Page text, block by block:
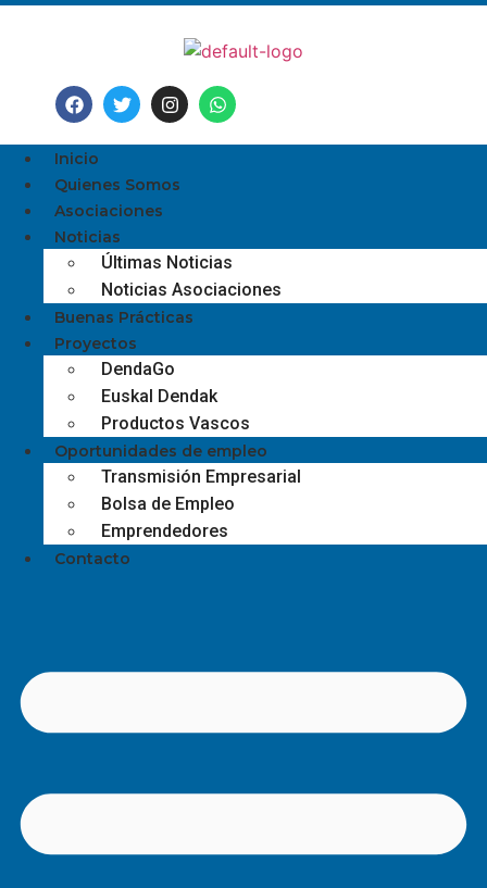
Inicio
Quienes Somos
Asociaciones
Noticias
Últimas Noticias
Noticias Asociaciones
Buenas Prácticas
Proyectos
DendaGo
Euskal Dendak
Productos Vascos
Oportunidades de empleo
Transmisión Empresarial
Bolsa de Empleo
Emprendedores
Contacto